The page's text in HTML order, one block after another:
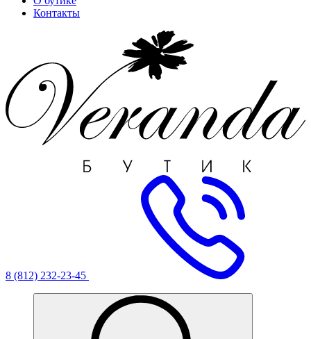
Контакты
8 (812) 232-23-45